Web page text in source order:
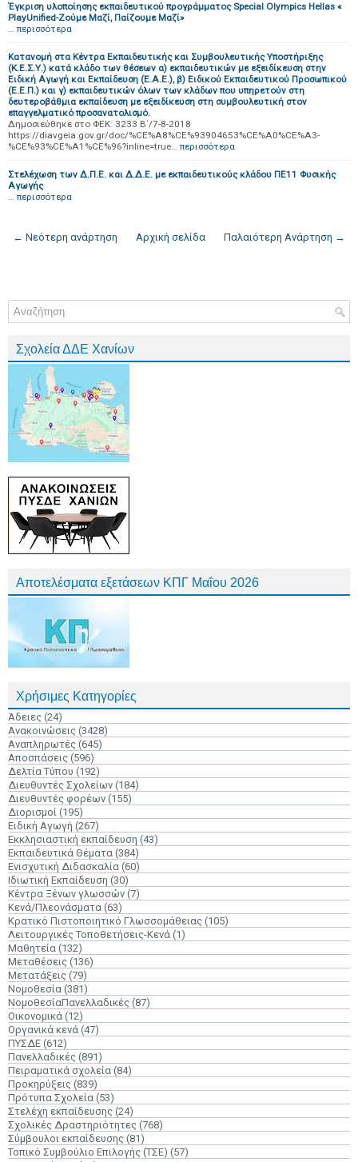
Έγκριση υλοποίησης εκπαιδευτικού προγράμματος Special Olympics Hellas «
PlayUnified-Ζούμε Μαζί, Παίζουμε Μαζί»
… περισσότερα
Κατανομή στα Κέντρα Εκπαιδευτικής και Συμβουλευτικής Υποστήριξης
(Κ.Ε.Σ.Υ.) κατά κλάδο των θέσεων α) εκπαιδευτικών με εξειδίκευση στην
Ειδική Αγωγή και Εκπαίδευση (Ε.Α.Ε.), β) Ειδικού Εκπαιδευτικού Προσωπικού
(Ε.Ε.Π.) και γ) εκπαιδευτικών όλων των κλάδων που υπηρετούν στη
δευτεροβάθμια εκπαίδευση με εξειδίκευση στη συμβουλευτική στον
επαγγελματικό προσανατολισμό.
Δημοσιεύθηκε στο ΦΕΚ: 3233 Β΄/7-8-2018
https://diavgeia.gov.gr/doc/%CE%A8%CE%93904653%CE%A0%CE%A3-
%CE%93%CE%A1%CE%96?inline=true… περισσότερα
Στελέχωση των Δ.Π.Ε. και Δ.Δ.Ε. με εκπαιδευτικούς κλάδου ΠΕ11 Φυσικής
Αγωγής
… περισσότερα
← Νεότερη ανάρτηση Παλαιότερη Ανάρτηση →
Αρχική σελίδα
Σχολεία ΔΔΕ Χανίων
Αποτελέσματα εξετάσεων ΚΠΓ Μαΐου 2026
Χρήσιμες Κατηγορίες
Άδειες (24)
Ανακοινώσεις (3428)
Αναπληρωτές (645)
Αποσπάσεις (596)
Δελτία Τύπου (192)
Διευθυντές Σχολείων (184)
Διευθυντές φορέων (155)
Διορισμοί (195)
Ειδική Αγωγή (267)
Εκκλησιαστική εκπαίδευση (43)
Εκπαιδευτικά Θέματα (384)
Ενισχυτική Διδασκαλία (60)
Ιδιωτική Εκπαίδευση (30)
Κέντρα Ξένων γλωσσών (7)
Κενά/Πλεονάσματα (63)
Κρατικό Πιστοποιητικό Γλωσσομάθειας (105)
Λειτουργικές Τοποθετήσεις-Κενά (1)
Μαθητεία (132)
Μεταθέσεις (136)
Μετατάξεις (79)
Νομοθεσία (381)
ΝομοθεσίαΠανελλαδικές (87)
Οικονομικά (12)
Οργανικά κενά (47)
ΠΥΣΔΕ (612)
Πανελλαδικές (891)
Πειραματικά σχολεία (84)
Προκηρύξεις (839)
Πρότυπα Σχολεία (53)
Στελέχη εκπαίδευσης (24)
Σχολικές Δραστηριότητες (768)
Σύμβουλοι εκπαίδευσης (81)
Τοπικό Συμβούλιο Επιλογής (ΤΣΕ) (57)